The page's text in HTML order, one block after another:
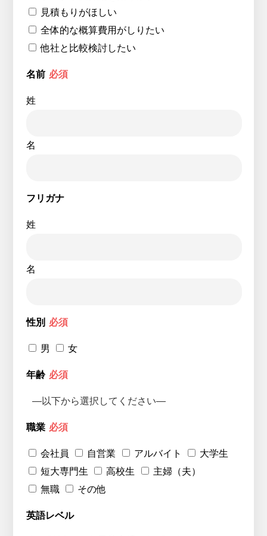
見積もりがほしい
全体的な概算費用がしりたい
他社と比較検討したい
名前 必須
姓
名
フリガナ
姓
名
性別 必須
男 女
年齢 必須
職業 必須
会社員 自営業 アルバイト
大学生
短大専門生
高校生
主婦（夫）
無職
その他
英語レベル